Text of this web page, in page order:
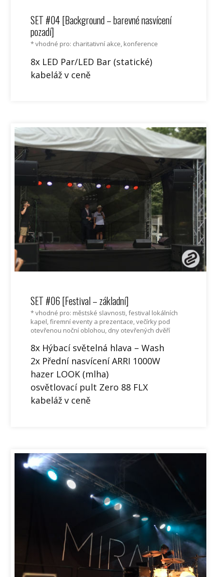
SET #04 [Background – barevné nasvícení
pozadí]
* vhodné pro: charitativní akce, konference
8x LED Par/LED Bar (statické)
kabeláž v ceně
SET #06 [Festival – základní]
* vhodné pro: městské slavnosti, festival lokálních
kapel, firemní eventy a prezentace, večírky pod
otevřenou noční oblohou, dny otevřených dvěří
8x Hýbací světelná hlava – Wash
2x Přední nasvícení ARRI 1000W
hazer LOOK (mlha)
osvětlovací pult Zero 88 FLX
kabeláž v ceně